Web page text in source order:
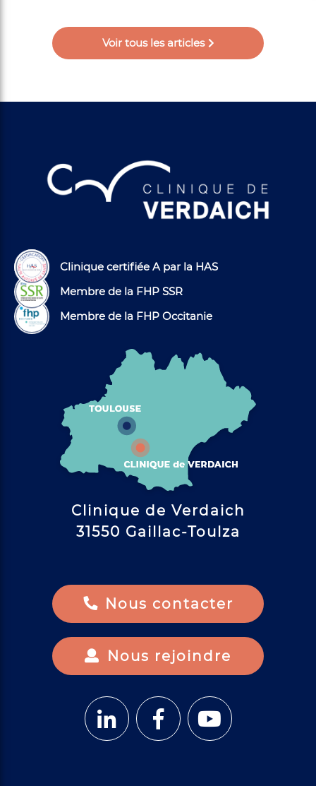
Voir tous les articles
Clinique certifiée A par la HAS
Membre de la FHP SSR
Membre de la FHP Occitanie
Clinique de Verdaich
31550 Gaillac-Toulza
Nous contacter
Nous rejoindre